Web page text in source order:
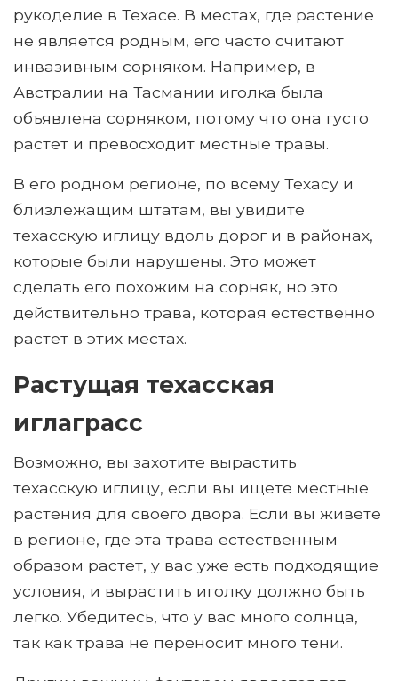
рукоделие в Техасе. В местах, где растение
не является родным, его часто считают
инвазивным сорняком. Например, в
Австралии на Тасмании иголка была
объявлена ​​сорняком, потому что она густо
растет и превосходит местные травы.
В его родном регионе, по всему Техасу и
близлежащим штатам, вы увидите
техасскую иглицу вдоль дорог и в районах,
которые были нарушены. Это может
сделать его похожим на сорняк, но это
действительно трава, которая естественно
растет в этих местах.
Растущая техасская
иглаграсс
Возможно, вы захотите вырастить
техасскую иглицу, если вы ищете местные
растения для своего двора. Если вы живете
в регионе, где эта трава естественным
образом растет, у вас уже есть подходящие
условия, и вырастить иголку должно быть
легко. Убедитесь, что у вас много солнца,
так как трава не переносит много тени.